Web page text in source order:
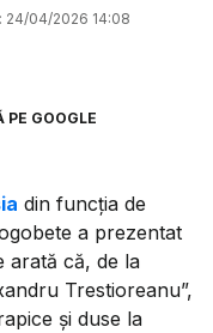
24/04/2026 14:08
PE GOOGLE
din funcția de
a prezentat
arată că, de la
Trestioreanu”,
și duse la